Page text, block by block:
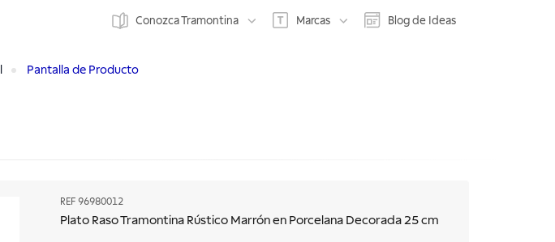
Conozca Tramontina Marcas Blog de Ideas
Pantalla de Producto
REF 96980012
Plato Raso Tramontina Rústico Marrón en Porcelana Decorada 25 cm